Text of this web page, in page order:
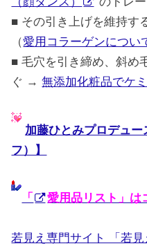
■ その引き上げを維持す
（愛用コラーゲンについ
■ 毛穴を引き締め、斜め
ぐ →無添加化粧品でケ
加藤ひとみプロデュ
フ）】
「 愛用品リスト」は
若見え専門サイト 「若